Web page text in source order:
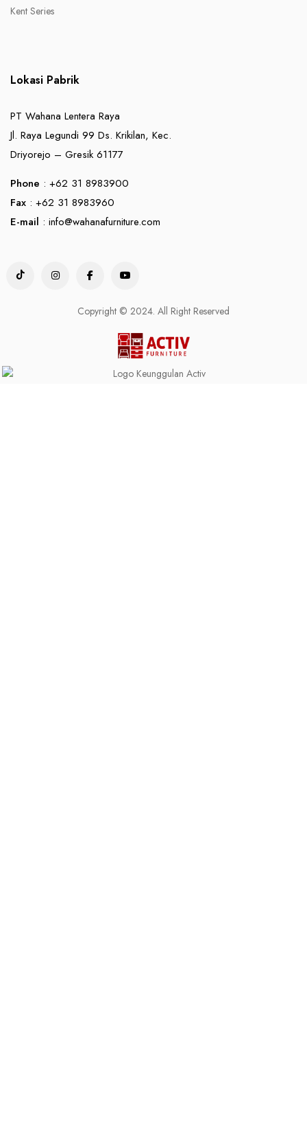
Kent Series
Lokasi Pabrik
PT Wahana Lentera Raya
Jl. Raya Legundi 99 Ds. Krikilan, Kec.
Driyorejo – Gresik 61177
Phone : +62 31 8983900
Fax : +62 31 8983960
E-mail : info@wahanafurniture.com
Copyright © 2024. All Right Reserved